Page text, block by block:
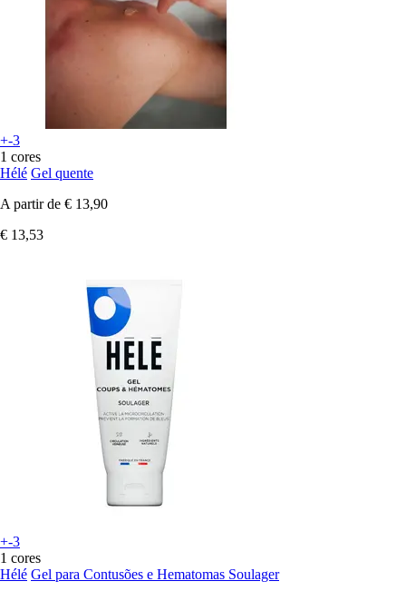
+-3
1 cores
Hélé Gel quente
A partir de € 13,90
€ 13,53
+-3
1 cores
Hélé Gel para Contusões e Hematomas Soulager